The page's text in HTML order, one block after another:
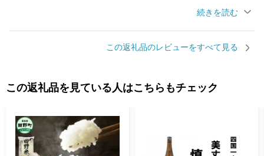
この返礼品のレビューをすべて見る
この返礼品を見ている人はこちらもチェック